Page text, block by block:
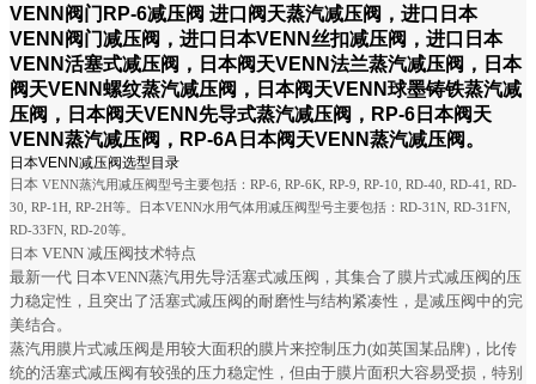
VENN阀门RP-6减压阀 进口阀天蒸汽减压阀，进口日本
VENN阀门减压阀，进口日本VENN丝扣减压阀，进口日本
VENN活塞式减压阀，日本阀天VENN法兰蒸汽减压阀，日本
阀天VENN螺纹蒸汽减压阀，日本阀天VENN球墨铸铁蒸汽减
压阀，日本阀天VENN先导式蒸汽减压阀，RP-6日本阀天
VENN蒸汽减压阀，RP-6A日本阀天VENN蒸汽减压阀。
日本VENN减压阀选型目录
日本 VENN蒸汽用减压阀型号主要包括：RP-6, RP-6K, RP-9, RP-10, RD-40, RD-41, RD-
30, RP-1H, RP-2H等。日本VENN水用气体用减压阀型号主要包括：RD-31N, RD-31FN,
RD-33FN, RD-20等。
日本 VENN 减压阀技术特点
最新一代 日本VENN蒸汽用先导活塞式减压阀，其集合了膜片式减压阀的压
力稳定性，且突出了活塞式减压阀的耐磨性与结构紧凑性，是减压阀中的完
美结合。
蒸汽用膜片式减压阀是用较大面积的膜片来控制压力(如英国某品牌)，比传
统的活塞式减压阀有较强的压力稳定性，但由于膜片面积大容易受损，特别